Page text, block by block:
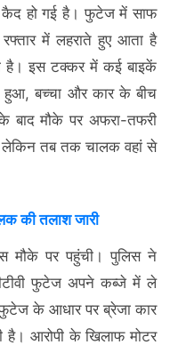
कैद हो गई है। फुटेज में साफ
में लहराते हुए आता है
है। इस टक्कर में कई बाइकें
हुआ, बच्चा और कार के बीच
बाद मौके पर अफरा-तफरी
लेकिन तब तक चालक वहां से
की तलाश जारी
मौके पर पहुंची। पुलिस ने
फुटेज अपने कब्जे में ले
के आधार पर ब्रेजा कार
आरोपी के खिलाफ मोटर